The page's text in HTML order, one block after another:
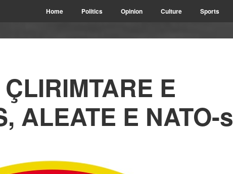
Home Politics Opinion Culture Sports
E
ALEATE E NATO-s